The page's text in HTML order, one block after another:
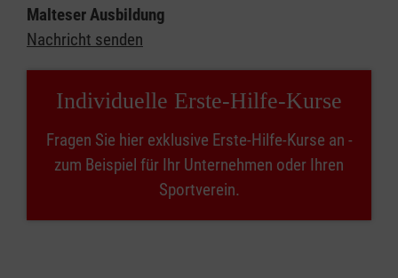
Malteser Ausbildung
Nachricht senden
Individuelle Erste-Hilfe-Kurse
Fragen Sie hier exklusive Erste-Hilfe-Kurse an -
zum Beispiel für Ihr Unternehmen oder Ihren
Sportverein.